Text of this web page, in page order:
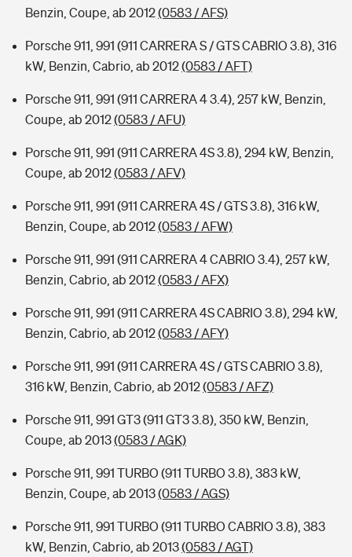
Benzin, Coupe, ab 2012(0583 / AFS)
Porsche 911, 991 (911 CARRERA S / GTS CABRIO 3.8), 316
kW, Benzin, Cabrio, ab 2012(0583 / AFT)
Porsche 911, 991 (911 CARRERA 4 3.4), 257 kW, Benzin,
Coupe, ab 2012(0583 / AFU)
Porsche 911, 991 (911 CARRERA 4S 3.8), 294 kW, Benzin,
Coupe, ab 2012(0583 / AFV)
Porsche 911, 991 (911 CARRERA 4S / GTS 3.8), 316 kW,
Benzin, Coupe, ab 2012(0583 / AFW)
Porsche 911, 991 (911 CARRERA 4 CABRIO 3.4), 257 kW,
Benzin, Cabrio, ab 2012(0583 / AFX)
Porsche 911, 991 (911 CARRERA 4S CABRIO 3.8), 294 kW,
Benzin, Cabrio, ab 2012(0583 / AFY)
Porsche 911, 991 (911 CARRERA 4S / GTS CABRIO 3.8),
316 kW, Benzin, Cabrio, ab 2012(0583 / AFZ)
Porsche 911, 991 GT3 (911 GT3 3.8), 350 kW, Benzin,
Coupe, ab 2013(0583 / AGK)
Porsche 911, 991 TURBO (911 TURBO 3.8), 383 kW,
Benzin, Coupe, ab 2013(0583 / AGS)
Porsche 911, 991 TURBO (911 TURBO CABRIO 3.8), 383
kW, Benzin, Cabrio, ab 2013(0583 / AGT)